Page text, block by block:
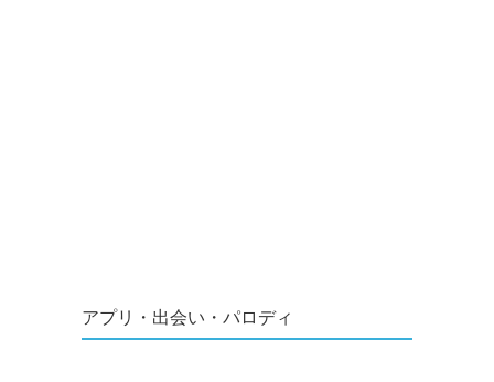
アプリ・出会い・パロディ